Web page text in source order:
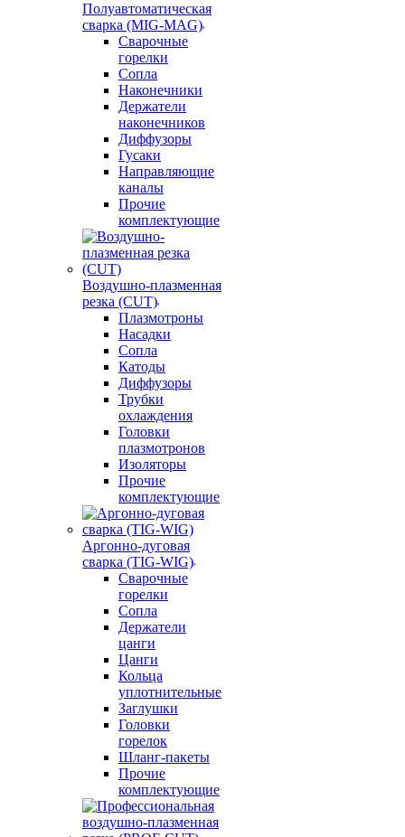
Полуавтоматическая
сварка (MIG-MAG)
Сварочные
горелки
Сопла
Наконечники
Держатели
наконечников
Диффузоры
Гусаки
Направляющие
каналы
Прочие
комплектующие
Воздушно-плазменная
резка (CUT)
Плазмотроны
Насадки
Сопла
Катоды
Диффузоры
Трубки
охлаждения
Головки
плазмотронов
Изоляторы
Прочие
комплектующие
Аргонно-дуговая
сварка (TIG-WIG)
Сварочные
горелки
Сопла
Держатели
цанги
Цанги
Кольца
уплотнительные
Заглушки
Головки
горелок
Шланг-пакеты
Прочие
комплектующие